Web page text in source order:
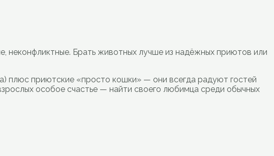
неконфликтные. Брать животных лучше из надёжных приютов или
плюс приютские «просто кошки» — они всегда радуют гостей
особое счастье — найти своего любимца среди обычных